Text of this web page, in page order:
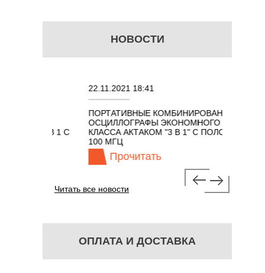
НОВОСТИ
22.11.2021 18:41
ПОРТАТИВНЫЕ КОМБИНИРОВАННЫЕ
ОСЦИЛЛОГРАФЫ ЭКОНОМНОГО
КЛАССА АКТАКОМ "3 В 1" С ПОЛОСОЙ
100 МГЦ
Прочитать
Читать все новости
ОПЛАТА И ДОСТАВКА